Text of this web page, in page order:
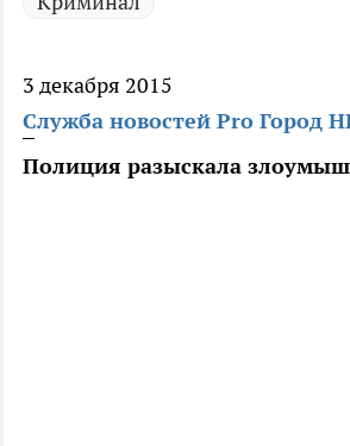
3 декабря 2015
Служба новостей Pro Город
Полиция разыскала